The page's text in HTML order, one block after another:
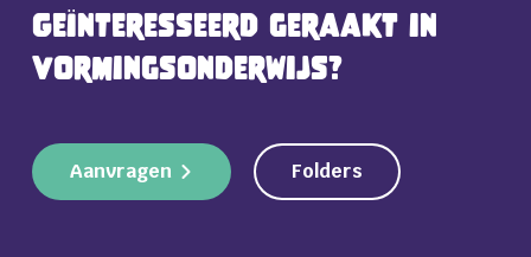
Geïnteresseerd geraakt in
vormingsonderwijs?
Aanvragen Folders